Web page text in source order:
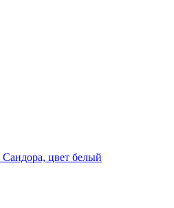
Сандора, цвет белый